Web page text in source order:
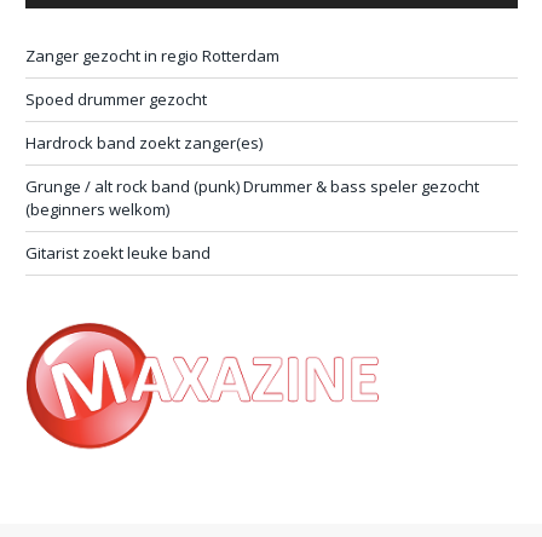
Zanger gezocht in regio Rotterdam
Spoed drummer gezocht
Hardrock band zoekt zanger(es)
Grunge / alt rock band (punk) Drummer & bass speler gezocht
(beginners welkom)
Gitarist zoekt leuke band